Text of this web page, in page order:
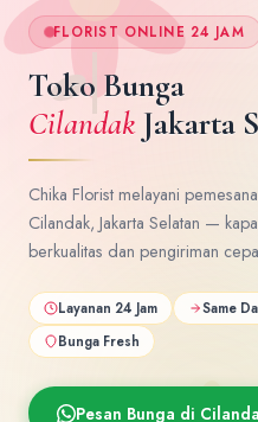
FLORIST ONLINE 24 JAM
Toko Bunga
CilandakJakarta
Chika Florist melayani
Cilandak, Jakarta Selatan —
berkualitas dan pengiriman
Layanan 24 Jam Same
Bunga Fresh
Pesan Bunga di